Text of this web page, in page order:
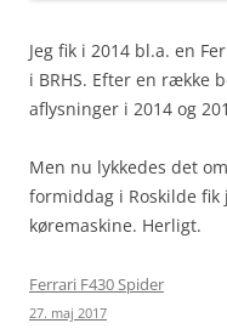
Jeg fik i 2014 bl.a. en
i BRHS. Efter en række
aflysninger i 2014 og
Men nu lykkedes det
formiddag i Roskilde
køremaskine. Herligt.
Ferrari F430 Spider
27. maj 2017